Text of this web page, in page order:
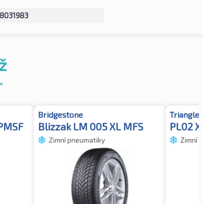
Bridgestone
Blizzak LM 005 XL MFS
Zimní pneumatiky
Triangle
PL02
Zimní